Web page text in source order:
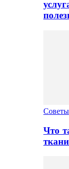
Советы
Что